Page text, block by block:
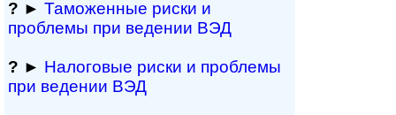
? ► Таможенные риски и
проблемы при ведении ВЭД
? ► Налоговые риски и проблемы
при ведении ВЭД